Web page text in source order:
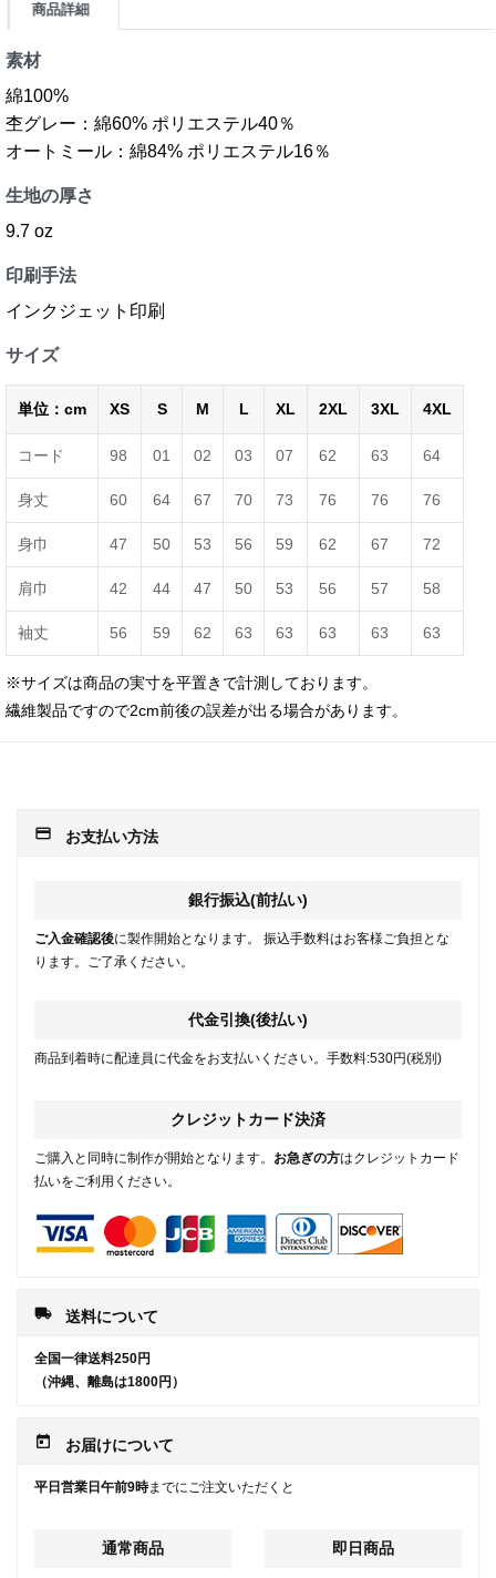
商品詳細
素材
綿100%
杢グレー：綿60% ポリエステル40％
オートミール：綿84% ポリエステル16％
生地の厚さ
9.7 oz
印刷手法
インクジェット印刷
サイズ
単位：cm XS S M L XL 2XL 3XL 4XL
コード 98 01 02 03 07 62 63 64
身丈 60 64 67 70 73 76 76 76
身巾 47 50 53 56 59 62 67 72
肩巾 42 44 47 50 53 56 57 58
袖丈 56 59 62 63 63 63 63 63
※サイズは商品の実寸を平置きで計測しております。
繊維製品ですので2cm前後の誤差が出る場合があります。
payment お支払い方法
銀行振込(前払い)
ご入金確認後に製作開始となります。 振込手数料はお客様ご負担とな
ります。ご了承ください。
代金引換(後払い)
商品到着時に配達員に代金をお支払いください。手数料:530円(税別)
クレジットカード決済
ご購入と同時に制作が開始となります。 お急ぎの方はクレジットカード
払いをご利用ください。
local_shipping 送料について
全国一律送料250円
（沖縄、離島は1800円）
today お届けについて
平日営業日午前9時までにご注文いただくと
通常商品 即日商品